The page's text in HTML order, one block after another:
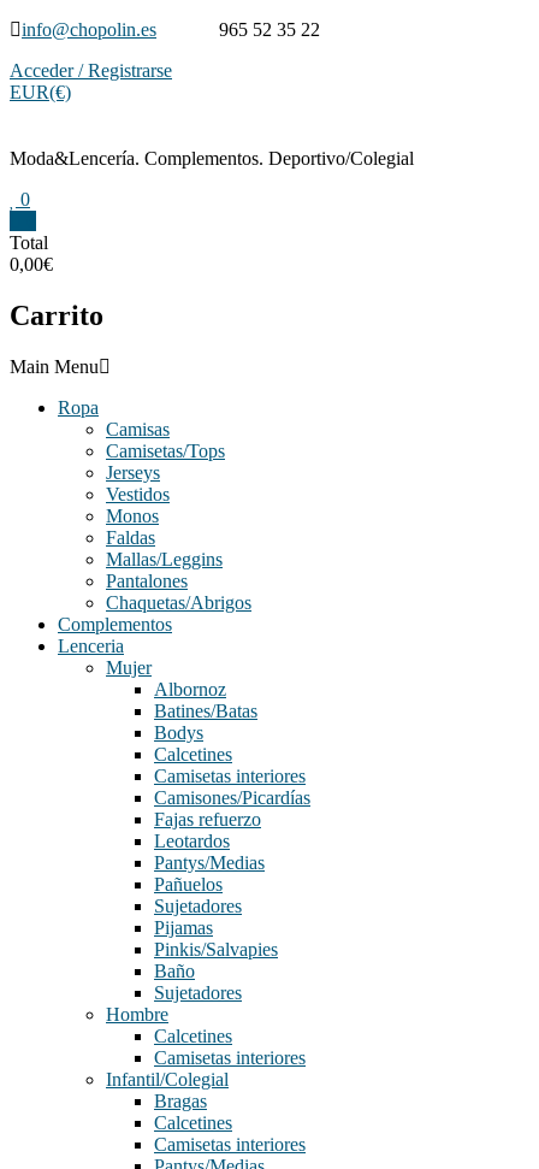
Saltar
info@chopolin.es 965 52 35 22
Acceder / Registrarse
EUR(€)
Moda&Lencería. Complementos. Deportivo/Colegial
0
Total
0,00€
Carrito
Main Menu
Ropa
Camisas
Camisetas/Tops
Jerseys
Vestidos
Monos
Faldas
Mallas/Leggins
Pantalones
Chaquetas/Abrigos
Complementos
Lenceria
Mujer
Albornoz
Batines/Batas
Bodys
Calcetines
Camisetas interiores
Camisones/Picardías
Fajas refuerzo
Leotardos
Pantys/Medias
Pañuelos
Sujetadores
Pijamas
Pinkis/Salvapies
Baño
Sujetadores
Hombre
Calcetines
Camisetas interiores
Infantil/Colegial
Bragas
Calcetines
Camisetas interiores